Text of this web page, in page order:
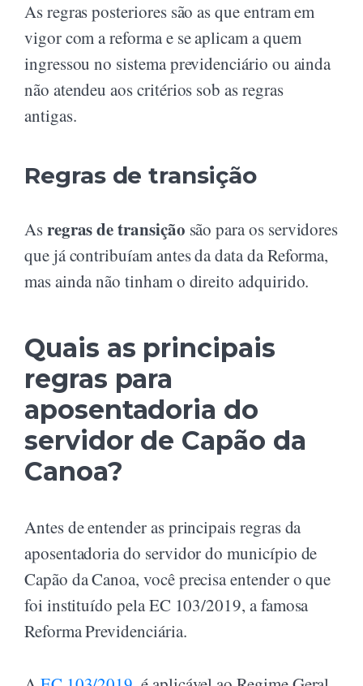
As regras posteriores são as que entram em
vigor com a reforma e se aplicam a quem
ingressou no sistema previdenciário ou ainda
não atendeu aos critérios sob as regras
antigas.
Regras de transição
Asregras de transição são para os servidores
que já contribuíam antes da data da Reforma,
mas ainda não tinham o direito adquirido.
Quais as principais
regras para
aposentadoria do
servidor de Capão da
Canoa?
Antes de entender as principais regras da
aposentadoria do servidor do município de
Capão da Canoa, você precisa entender o que
foi instituído pela EC 103/2019, a famosa
Reforma Previdenciária.